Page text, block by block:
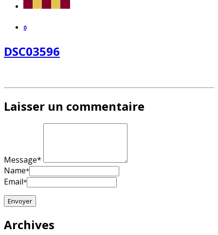
0
DSC03596
Laisser un commentaire
Message*
Name*
Email*
Archives